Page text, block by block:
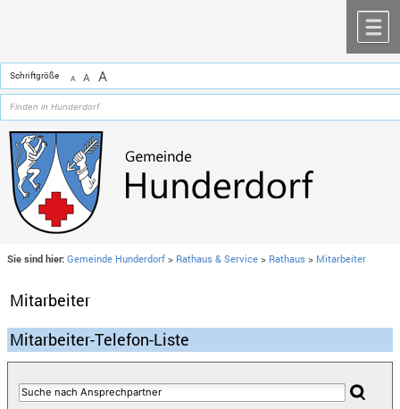
Schriftgröße A A A
Sie sind hier: Gemeinde Hunderdorf > Rathaus & Service > Rathaus > Mitarbeiter
Mitarbeiter
Mitarbeiter-Telefon-Liste